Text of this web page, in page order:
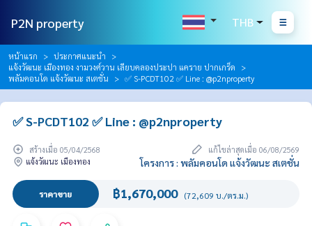
P2N property THB
หน้าแรก
ประกาศแนะนำ
แจ้งวัฒนะ เมืองทอง งามวงศ์วาน เลียบคลองประปา แคราย ปากเกร็ด
พลัมคอนโด แจ้งวัฒนะ สเตชั่น
✅ S-PCDT102 ✅ Line : @p2nproperty
✅ S-PCDT102 ✅ Line : @p2nproperty
สร้างเมื่อ 05/04/2568
แก้ไขล่าสุดเมื่อ 06/08/2569
แจ้งวัฒนะ เมืองทอง
โครงการ : พลัมคอนโด แจ้งวัฒนะ สเตชั่น
ราคาขาย ฿1,670,000 (72,609 บ./ตร.ม.)